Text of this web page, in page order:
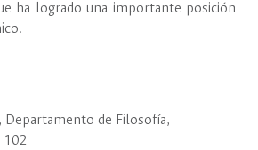
ha logrado una importante posición
Departamento de Filosofía,
102